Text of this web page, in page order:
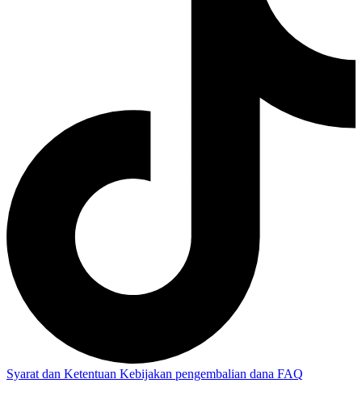
Syarat dan Ketentuan Kebijakan pengembalian dana FAQ